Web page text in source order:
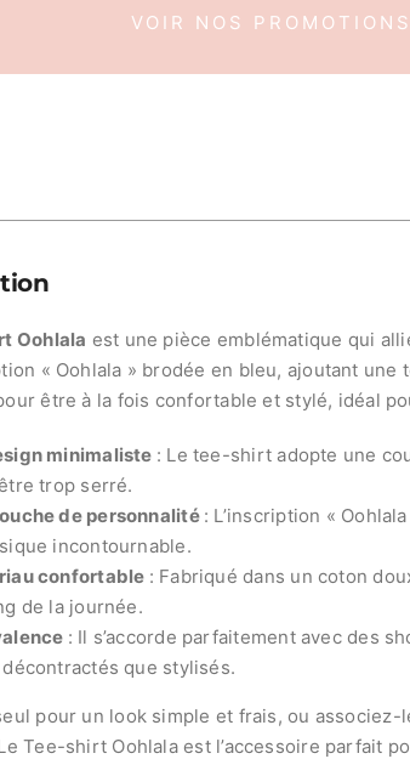
VOIR NOS PROMOTIONS
Oohlala est une pièce emblématique qui
« Oohlala » brodée en bleu, ajoutant une
être à la fois confortable et stylé, idéal
minimaliste : Le tee-shirt adopte une
trop serré.
de personnalité : L’inscription «
incontournable.
confortable : Fabriqué dans un coton
de la journée.
: Il s’accorde parfaitement avec des
décontractés que stylisés.
pour un look simple et frais, ou
Tee-shirt Oohlala est l’accessoire parfait